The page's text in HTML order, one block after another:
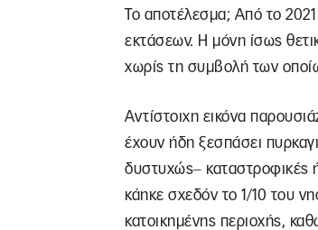
Το αποτέλεσμα; Από το
εκτάσεων. Η μόνη ίσως
χωρίς τη συμβολή των
Αντίστοιχη εικόνα
έχουν ήδη ξεσπάσει
δυστυχώς‒ καταστροφικές
κάηκε σχεδόν το 1/10 του
κατοικημένης περιοχής,